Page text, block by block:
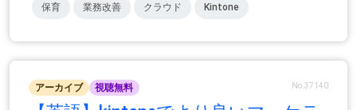
保育 業務改善 クラウド Kintone
アーカイブ 視聴無料 No.37140